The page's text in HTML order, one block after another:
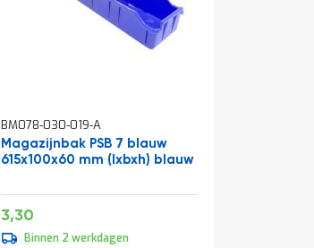
BM078-030-019-A
Magazijnbak PSB 7 blauw
615x100x60 mm (lxbxh) blauw
Speciale
prijs
3,30
Binnen 2 werkdagen